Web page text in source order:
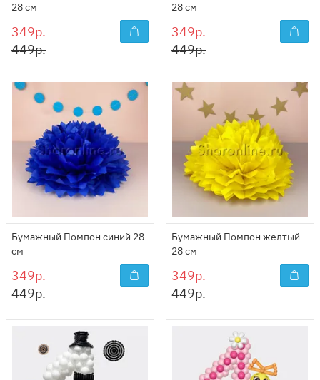
28 см
349р.
449р.
28 см
349р.
449р.
Бумажный Помпон синий 28
см
349р.
449р.
Бумажный Помпон желтый
28 см
349р.
449р.